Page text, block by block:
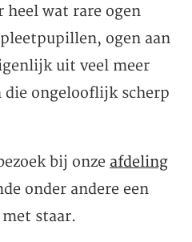
heel wat rare ogen
ogen aan
uit veel meer
die ongelooflijk scherp
bij onze afdeling
onder andere een
staar.